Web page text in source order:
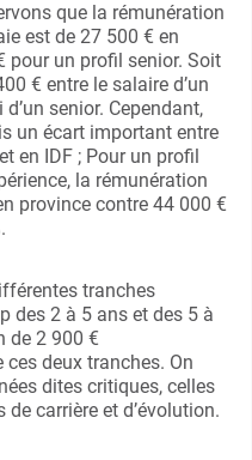
que la rémunération
est de 27 500 € en
pour un profil senior. Soit
€ entre le salaire d’un
senior. Cependant,
un écart important entre
en IDF ; Pour un profil
la rémunération
province contre 44 000 €
tranches
des 2 à 5 ans et des 5 à
de 2 900 €
deux tranches. On
dites critiques, celles
carrière et d’évolution.